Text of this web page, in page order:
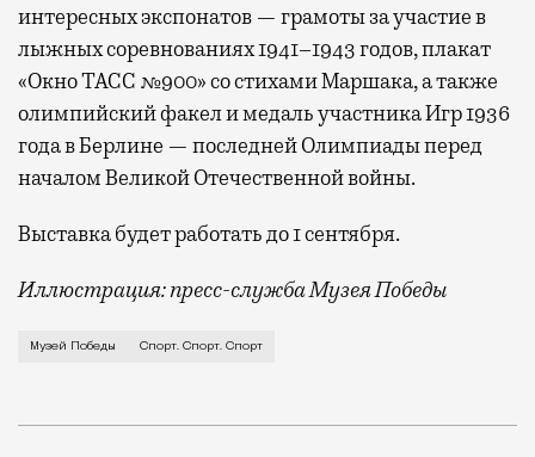
интересных экспонатов — грамоты за участие в
лыжных соревнованиях 1941–1943 годов, плакат
«Окно ТАСС №900» со стихами Маршака, а также
олимпийский факел и медаль участника Игр 1936
года в Берлине — последней Олимпиады перед
началом Великой Отечественной войны.
Выставка будет работать до 1 сентября.
Иллюстрация: пресс-служба Музея Победы
Даже во время Великой Отечественной войны
Музей Победы Спорт. Спорт. Спорт